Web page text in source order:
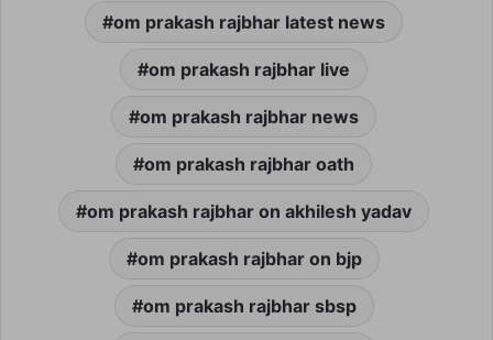
om prakash rajbhar latest news
om prakash rajbhar live
om prakash rajbhar news
om prakash rajbhar oath
om prakash rajbhar on akhilesh yadav
om prakash rajbhar on bjp
om prakash rajbhar sbsp